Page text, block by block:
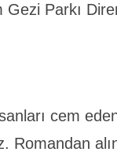
Parkı
cem
Romandan